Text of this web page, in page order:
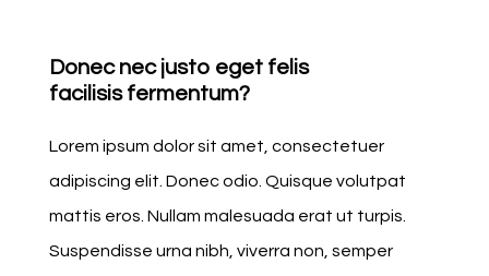
Donec nec justo eget felis
facilisis fermentum?
Lorem ipsum dolor sit amet, consectetuer
adipiscing elit. Donec odio. Quisque volutpat
mattis eros. Nullam malesuada erat ut turpis.
Suspendisse urna nibh, viverra non, semper